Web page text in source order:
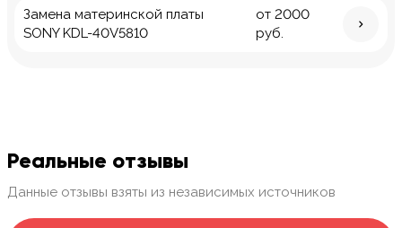
Замена материнской платы
SONY KDL-40V5810
от 2000
руб.
Реальные отзывы
Данные отзывы взяты из независимых источников